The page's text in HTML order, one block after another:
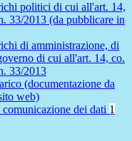
politici di cui all'art. 14,
33/2013 (da pubblicare in
di amministrazione, di
di cui all'art. 14, co.
33/2013
(documentazione da
web)
dei dati 1